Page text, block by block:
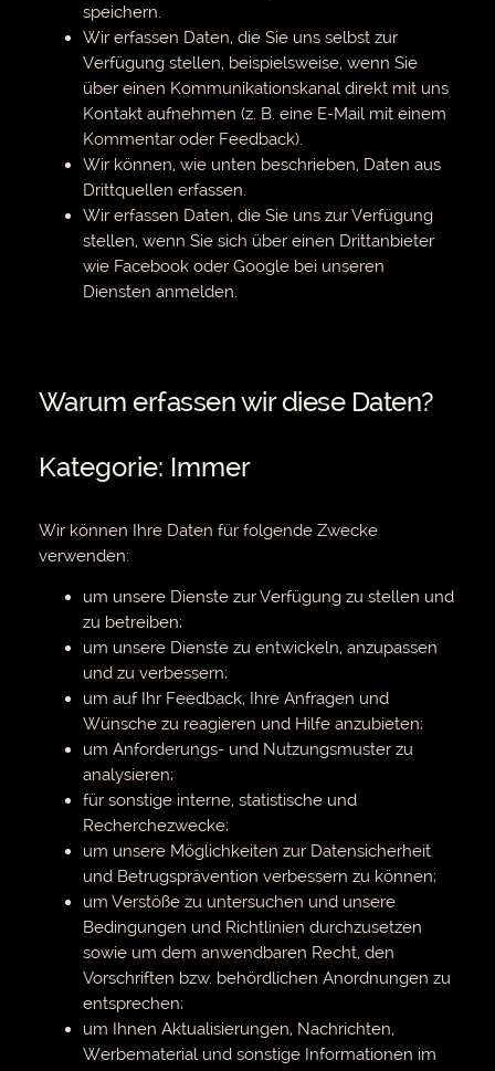
speichern.
Wir erfassen Daten, die Sie uns selbst zur
Verfügung stellen, beispielsweise, wenn Sie
über einen Kommunikationskanal direkt mit uns
Kontakt aufnehmen (z. B. eine E-Mail mit einem
Kommentar oder Feedback).
Wir können, wie unten beschrieben, Daten aus
Drittquellen erfassen.
Wir erfassen Daten, die Sie uns zur Verfügung
stellen, wenn Sie sich über einen Drittanbieter
wie Facebook oder Google bei unseren
Diensten anmelden.
Warum erfassen wir diese Daten?
Kategorie: Immer
Wir können Ihre Daten für folgende Zwecke
verwenden:
um unsere Dienste zur Verfügung zu stellen und
zu betreiben;
um unsere Dienste zu entwickeln, anzupassen
und zu verbessern;
um auf Ihr Feedback, Ihre Anfragen und
Wünsche zu reagieren und Hilfe anzubieten;
um Anforderungs- und Nutzungsmuster zu
analysieren;
für sonstige interne, statistische und
Recherchezwecke;
um unsere Möglichkeiten zur Datensicherheit
und Betrugsprävention verbessern zu können;
um Verstöße zu untersuchen und unsere
Bedingungen und Richtlinien durchzusetzen
sowie um dem anwendbaren Recht, den
Vorschriften bzw. behördlichen Anordnungen zu
entsprechen;
um Ihnen Aktualisierungen, Nachrichten,
Werbematerial und sonstige Informationen im